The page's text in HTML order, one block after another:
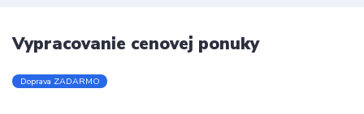
Vypracovanie cenovej ponuky
Doprava ZADARMO